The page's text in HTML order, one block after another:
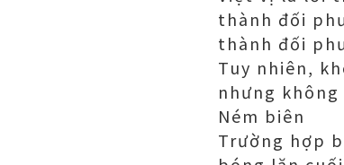
thành đối
thành đối
Tuy nhiên,
nhưng
Ném biên
Trường hợp